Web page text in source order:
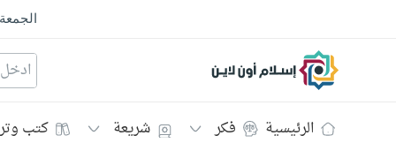
إسلام أون لاين
الرئيسية فكر شريعة كتب